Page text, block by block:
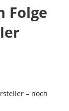
Folge
– noch